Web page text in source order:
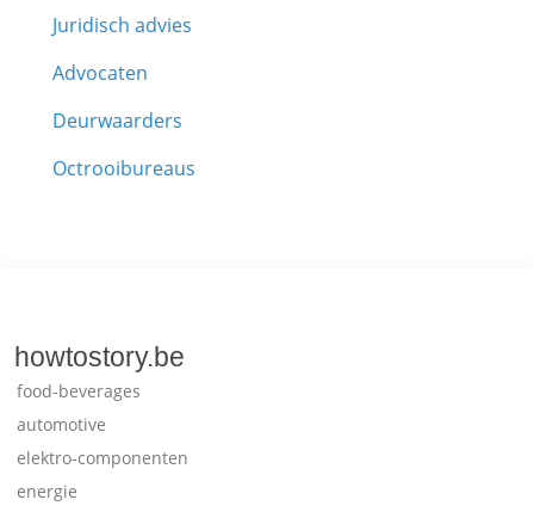
Juridisch advies
Advocaten
Deurwaarders
Octrooibureaus
howtostory.be
food-beverages
automotive
elektro-componenten
energie